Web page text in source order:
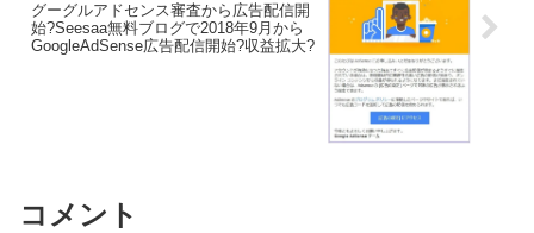
グーグルアドセンス審査から広告配信開
始?Seesaa無料ブログで2018年9月から
GoogleAdSense広告配信開始?収益拡大?
コメント